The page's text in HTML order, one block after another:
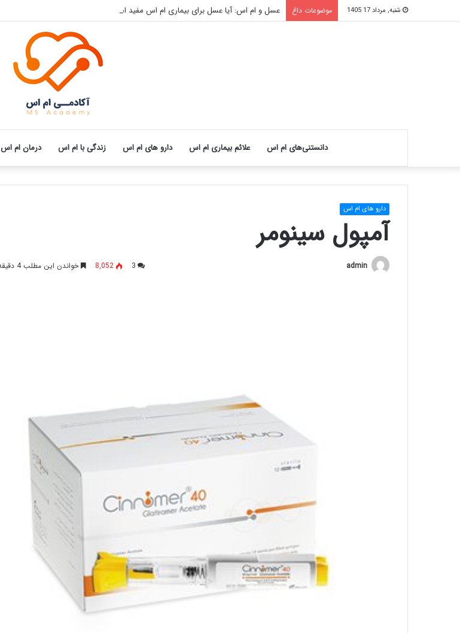
شنبه, مرداد 17 1405 موضوعات داغ عسل و ام اس: آیا عسل برای بیماری ام اس مفید است؟
دانستنی‌های ام اس علائم بیماری ام اس دارو های ام اس زندگی با ام اس درمان ام اس
دارو های ام اس
آمپول سینومر
admin
3
8,052 خواندن این مطلب 4 دقیقه زمان میبرد